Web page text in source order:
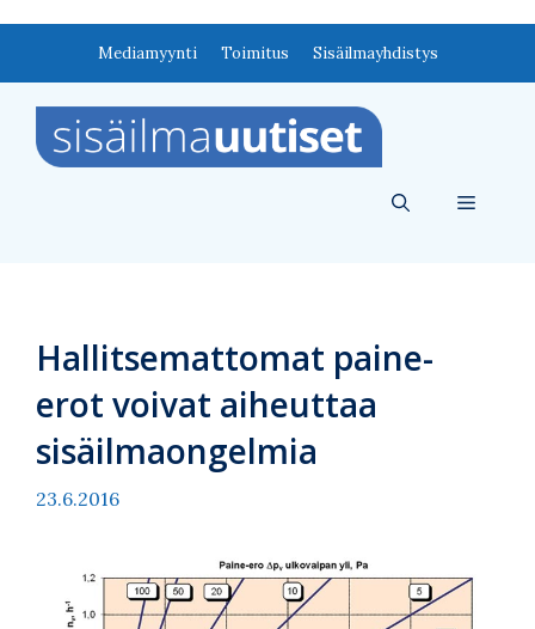
Mediamyynti Toimitus Sisäilmayhdistys
Valikko
Hallitsemattomat paine-
erot voivat aiheuttaa
sisäilmaongelmia
23.6.2016